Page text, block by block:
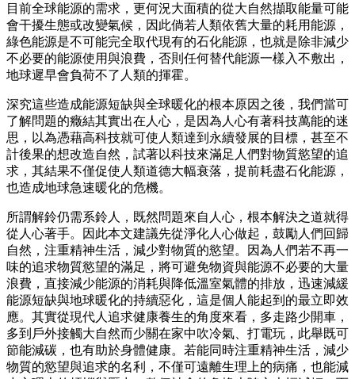
目前全球能源的需求，更何況大面積的從大自然擷取能量可能
會干擾生態或改變氣候，因此倘若人類依舊大量的耗用能源，
綠色能源是不可能完全取代現有的石化能源，也就是除非減少
不必要的能源使用與浪費，否則任何替代能源一樣入不敷出，
地球遲早會負荷不了人類的揮霍。
深究這些造成能源短缺與全球暖化的根本原因之後，我們當可
了解問題的癥結其實出在人心，是因為人心有著科技萬能的迷
思，以為憑藉高科技就可使人類達到永續發展的目標，甚至不
計後果的想改造自然，試著以科技來滿足人們對物質慾望的追
求，其結果不僅促使人類道德大幅衰落，提前耗盡石化能源，
也造成地球急速暖化的危機。
所謂解鈴仍需系鈴人，既然問題來自人心，根本解決之道就得
從人心著手。因此本文建議先從淨化人心做起，鼓勵人們回歸
自然，注重精神生活，減少對物質的慾望。因為人們若不再一
味的追求物質慾望的滿足，將可避免物資與能源不必要的大量
浪費，直接減少能源的消耗與降低溫室氣體的排放，迅速減緩
能源短缺與地球暖化的持續惡化，這是個人能起到的最立即效
應。其實從現代人追求健康養生的角度來看，多走路少開車，
多到戶外接觸大自然而少關在家中吹冷氣、打電玩，此舉既可
節能減碳，也有助於身體健康。若能同時注重精神生活，減少
物質的慾望與追求的名利，不僅可遠離生理上的病痛，也能減